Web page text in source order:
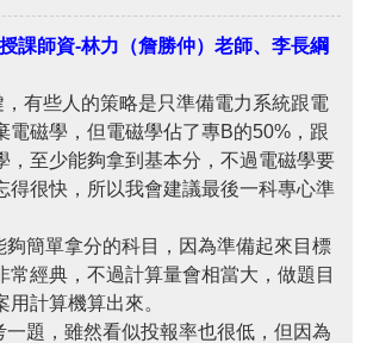
課師資-林力（詹勝仲）老師、李長綱
有些人的策略是只準備電力系統跟電
電磁學，但電磁學佔了專B的50%，跟
，至少能夠拿到基本分，不過電磁學要
得很快，所以我會建議最後一科專心準
簡單拿分的科目，因為準備起來目標
常經典，不過計算量會相當大，做題目
計算機算出來。
題，雖然看似投報率也很低，但因為